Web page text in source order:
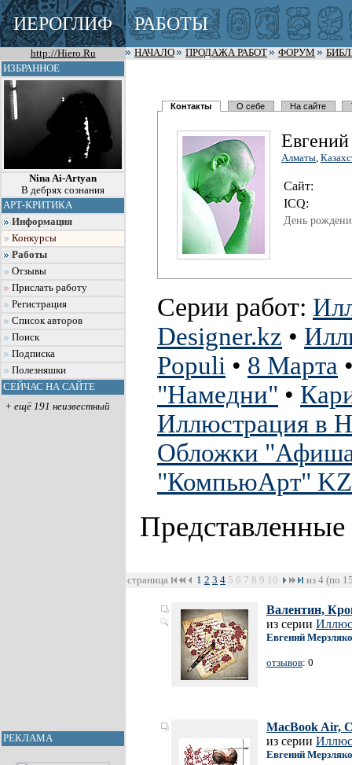
ИЕРОГЛИФ РАБОТЫ
http://Hiero.Ru НАЧАЛО ПРОДАЖА РАБОТ ФОРУМ
ИЗБРАННОЕ
Nina Ai-Artyan
В дебрях сознания
АРТ-КРИТИКА
Информация
Конкурсы
Работы
Отзывы
Прислать работу
Регистрация
Список авторов
Поиск
Подписка
Полезняшки
СЕЙЧАС НА САЙТЕ
+ ещё 191 неизвестный
РЕКЛАМА
Контакты О себе На сайте
Алматы,
Сайт:
ICQ:
День
Серии работ:
Designer.kz •
Populi • 8 Марта
"Намедни" •
Иллюстрация в
Обложки
"КомпьюАрт" KZ
страница 1 2 3 4 5 6 7 8 9 10 из 4 (по
Валентин,
из серии
Евгений
отзывов: 0
MacBook Air,
из серии
Евгений